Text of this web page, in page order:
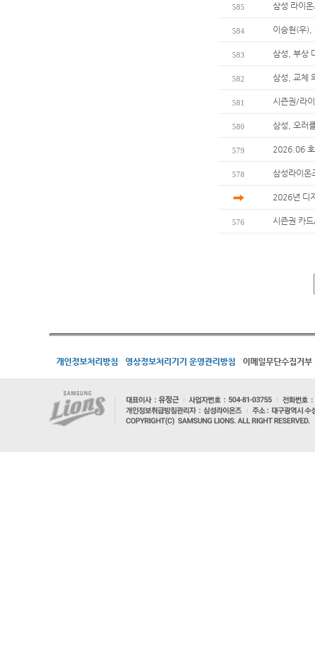
585 삼성 라이
584 이승현(우),
583 삼성, 부상
582 삼성, 교체
581 시즌권/라
580 삼성, 오러
579 2026.06 호
578 삼성라이온
2026년 디
576 시즌권 카
개인정보처리방침 영상정보처리기기 운영관리방침 이메일무단수집거부